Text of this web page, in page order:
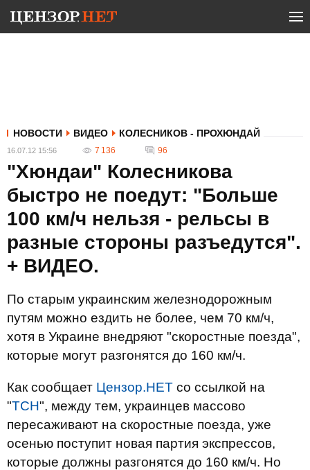
НОВОСТИ ВИДЕО КОЛЕСНИКОВ - ПРОХЮНДАЙ
16.07.12 15:56 7 136 96
"Хюндаи" Колесникова
быстро не поедут: "Больше
100 км/ч нельзя - рельсы в
разные стороны разъедутся".
+ ВИДЕО.
По старым украинским железнодорожным
путям можно ездить не более, чем 70 км/ч,
хотя в Украине внедряют "скоростные поезда",
которые могут разгонятся до 160 км/ч.
Как сообщает Цензор.НЕТ со ссылкой на
"ТСН", между тем, украинцев массово
пересаживают на скоростные поезда, уже
осенью поступит новая партия экспрессов,
которые должны разгонятся до 160 км/ч. Но